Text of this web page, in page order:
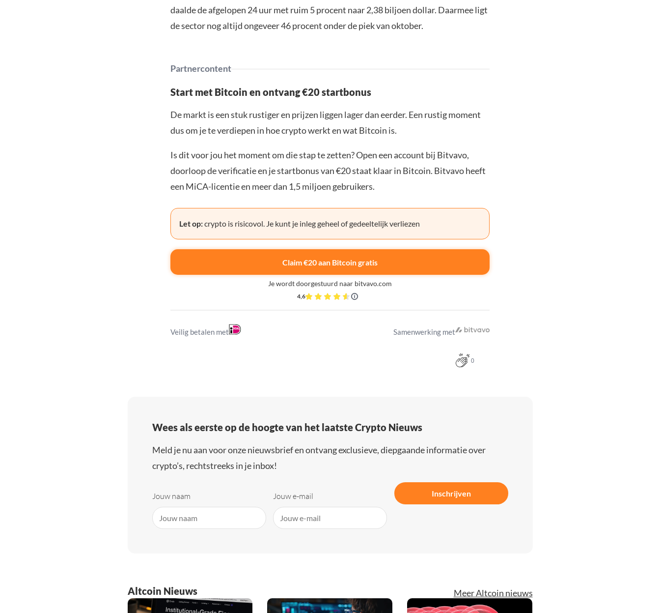
daalde de afgelopen 24 uur met ruim 5 procent naar 2,38 biljoen dollar. Daarmee ligt
de sector nog altijd ongeveer 46 procent onder de piek van oktober.
Partnercontent
Start met Bitcoin en ontvang €20 startbonus
De markt is een stuk rustiger en prijzen liggen lager dan eerder. Een rustig moment
dus om je te verdiepen in hoe crypto werkt en wat Bitcoin is.
Is dit voor jou het moment om die stap te zetten? Open een account bij Bitvavo,
doorloop de verificatie en je startbonus van €20 staat klaar in Bitcoin. Bitvavo heeft
een MiCA-licentie en meer dan 1,5 miljoen gebruikers.
Let op:crypto is risicovol. Je kunt je inleg geheel of gedeeltelijk verliezen
Claim €20 aan Bitcoin gratis
Je wordt doorgestuurd naar bitvavo.com
4,6
Veilig betalen met Samenwerking met
0
Wees als eerste op de hoogte van het laatste Crypto Nieuws
Meld je nu aan voor onze nieuwsbrief en ontvang exclusieve, diepgaande informatie over
crypto’s, rechtstreeks in je inbox!
Jouw naam Jouw e-mail Inschrijven
Altcoin Nieuws Meer Altcoin nieuws